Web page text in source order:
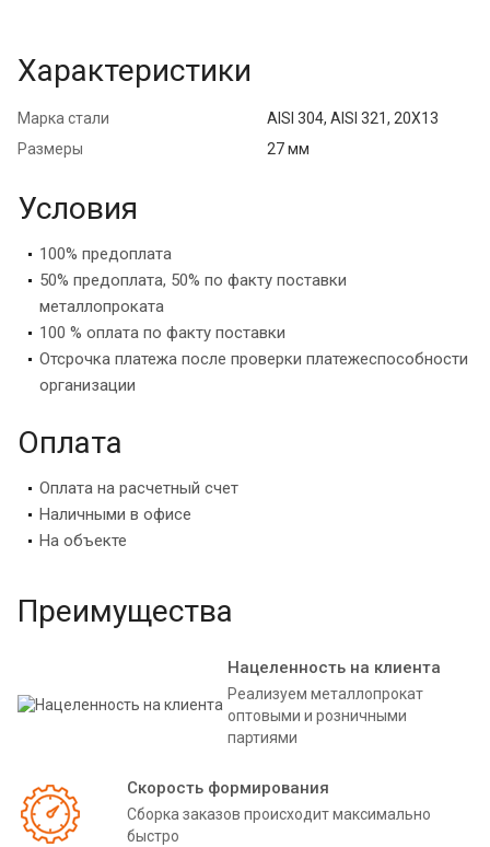
Характеристики
Марка стали
AISI 304, AISI 321, 20Х13
Размеры
27 мм
Условия
100% предоплата
50% предоплата, 50% по факту поставки
металлопроката
100 % оплата по факту поставки
Отсрочка платежа после проверки платежеспособности
организации
Оплата
Оплата на расчетный счет
Наличными в офисе
На объекте
Преимущества
Нацеленность на клиента
Реализуем металлопрокат
оптовыми и розничными
партиями
Скорость формирования
Сборка заказов происходит максимально
быстро